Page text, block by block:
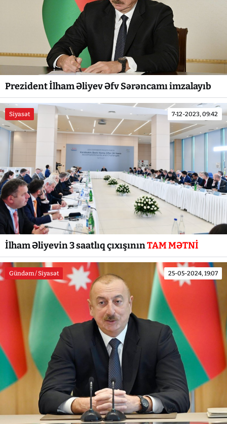
Prezident İlham Əliyev Əfv Sərəncamı imzalayıb
Siyasət 7-12-2023, 09:42
İlham Əliyevin 3 saatlıq çıxışınınTAM MƏTNİ
Gündəm / Siyasət 25-05-2024, 19:07